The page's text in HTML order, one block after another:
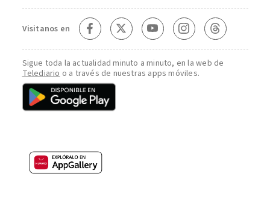
Visitanos en
Sigue toda la actualidad minuto a minuto, en la web de
Telediario o a través de nuestras apps móviles.